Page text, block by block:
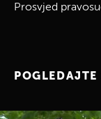
Prosvjed
POGLEDAJTE